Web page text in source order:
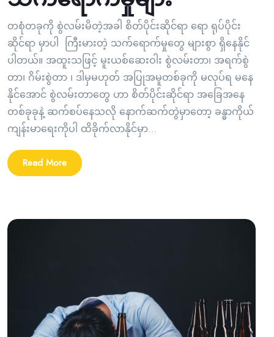
တစုံတခုကို စွဲလမ်းမိတဲ့အခါ စိတ်ပိုင်းဆိုင်ရာ ရော ရုပ်ပိုင်း
ဆိုင်ရာ မှာပါ ကြီးမားတဲ့ သက်ရောက်မှုတွေ များစွာ ရှိနေနိုင်
ပါတယ်။ အထူးသဖြင့် မူးယစ်ဆေးဝါး စွဲလမ်းတာ၊ အရက်စွဲ
တာ၊ ဂိမ်းစွဲတာ ၊ ဒါမှမဟုတ် အပြုအမူတစ်ခုကို မလုပ်ရ မနေ
နိုင်အောင် စွဲလမ်းတာတွေ ဟာ စိတ်ပိုင်းဆိုင်ရာ အခြေအနေ
တစ်ခုခုနဲ့ ဆက်စပ်နေသလို နောက်ဆက်တွဲမှာတော့ ခန္ဓာကိုယ်
ကျန်းမာရေးကိုပါ ထိခိုက်လာနိုင်မှာ...
Read More